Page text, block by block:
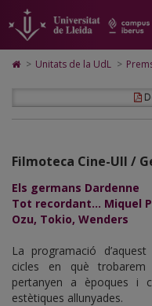
Activitats
Any
2007
pàgina
principal.
Lleida
contingut
principal
Mapa
Web.
Universitat
Cerca
Accessibilitat.
Universitat
Lleida
Icono
para
ir
página
de
inicio
> Unitats de la UdL >
Filmoteca Cine-Ull /
Els germans Dardenne
Tot recordant... Miquel
Ozu, Tokio, Wenders
La programació
cicles en què trobarem
pertanyen a èpoques i
estètiques allunyades.